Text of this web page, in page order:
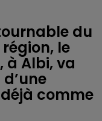
du
le
à Albi, va
comme